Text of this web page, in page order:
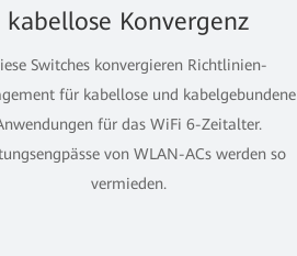
kabellose Konvergenz
Switches konvergieren Richtlinien-
für kabellose und kabelgebundene
für das WiFi 6-Zeitalter.
von WLAN-ACs werden so
vermieden.